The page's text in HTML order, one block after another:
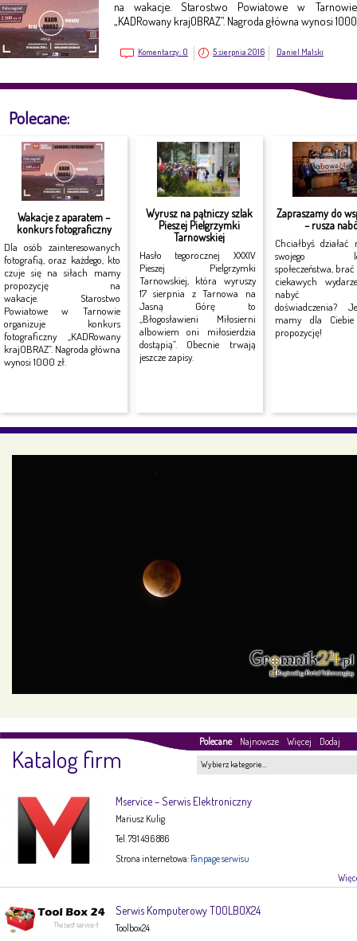
na wakacje. Starostwo Powiatowe w
„KADRowany krajOBRAZ”. Nagroda główna wynosi 1000
Komentarzy: 0 5 sierpnia 2016 Daniel Malski
Polecane:
Wakacje z aparatem –
konkurs fotograficzny
Dla osób zainteresowanych
fotografią, oraz każdego, kto
czuje się na siłach mamy
propozycję na
wakacje. Starostwo
Powiatowe w Tarnowie
organizuje konkurs
fotograficzny „KADRowany
krajOBRAZ”. Nagroda główna
wynosi 1000 zł.
Wyrusz na pątniczy szlak
Pieszej Pielgrzymki
Tarnowskiej
Hasło tegorocznej XXXIV
Pieszej Pielgrzymki
Tarnowskiej, która wyruszy
17 sierpnia z Tarnowa na
Jasną Górę to
„Błogosławieni Miłosierni
albowiem oni miłosierdzia
dostąpią”. Obecnie trwają
jeszcze zapisy.
Zapraszamy do
– rusza
Chciałbyś działać
swojego
społeczeństwa,
ciekawych
nabyć
doświadczenia?
mamy dla Ciebie
propozycję!
Polecane Najnowsze Więcej Dodaj
Katalog firm Wybierz kategorie…
Mservice – Serwis Elektroniczny
Mariusz Kulig
Tel. 791 496 886
Strona internetowa: Fanpage serwisu
Serwis Komputerowy TOOLBOX24
Toolbox24